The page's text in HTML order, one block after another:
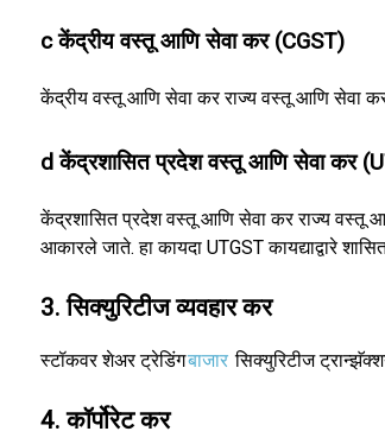
c केंद्रीय वस्तू आणि सेवा कर (CGST)
केंद्रीय वस्तू आणि सेवा कर राज्य वस्तू आणि सेवा कर
d केंद्रशासित प्रदेश वस्तू आणि सेवा कर
केंद्रशासित प्रदेश वस्तू आणि सेवा कर राज्य वस्तू
आकारले जाते. हा कायदा UTGST कायद्याद्वारे
3. सिक्युरिटीज व्यवहार कर
स्टॉकवर शेअर ट्रेडिंगबाजार सिक्युरिटीज
4. कॉर्पोरेट कर